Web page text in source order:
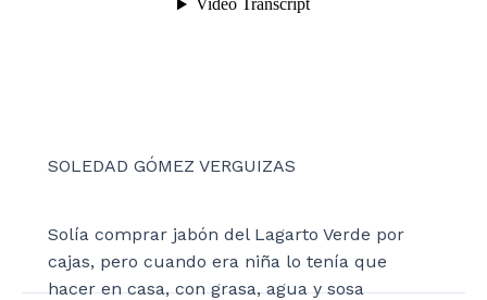
SOLEDAD GÓMEZ VERGUIZAS
Solía comprar jabón del Lagarto Verde por
cajas, pero cuando era niña lo tenía que
hacer en casa, con grasa, agua y sosa